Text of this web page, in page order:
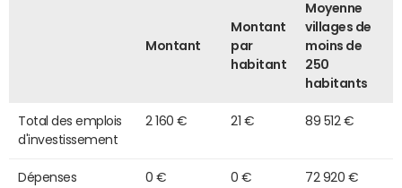
Montant
Montant
par
habitant
Moyenne
villages de
moins de
250
habitants
Total des emplois
d'investissement
2 160 € 21 € 89 512 €
Dépenses
0 € 0 € 72 920 €